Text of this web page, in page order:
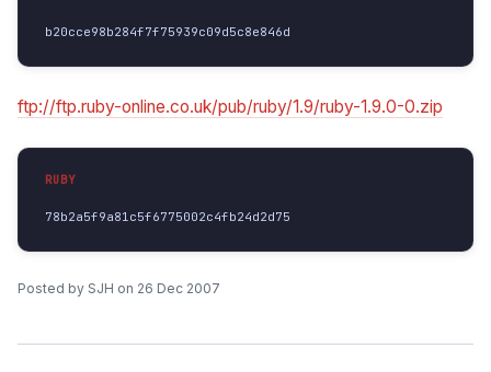
b20cce98b284f7f75939c09d5c8e846d
ftp://ftp.ruby-online.co.uk/pub/ruby/1.9/ruby-1.9.0-0.zip
78b2a5f9a81c5f6775002c4fb24d2d75
Posted by SJH on 26 Dec 2007